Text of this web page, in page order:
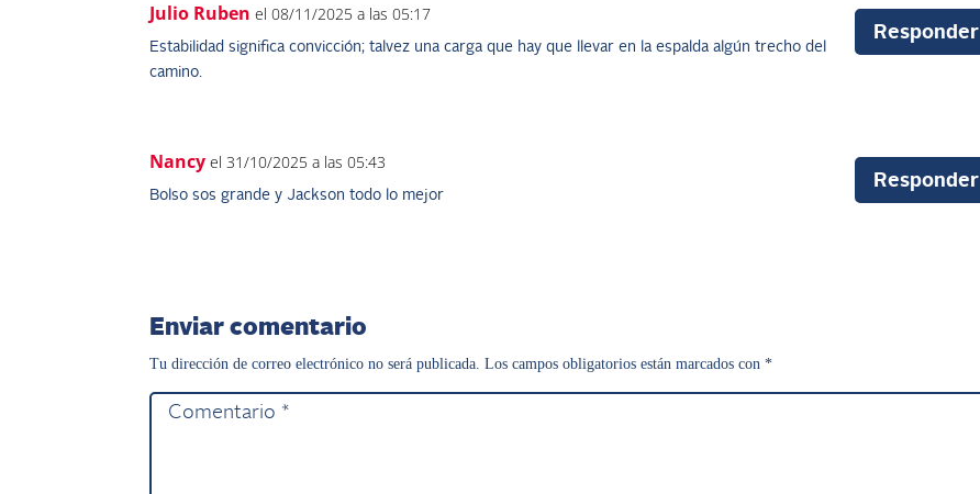
Julio Ruben el 08/11/2025 a las 05:17
Estabilidad significa convicción; talvez una carga que hay que llevar en la espalda algún trecho del
camino.
Responder
Nancy el 31/10/2025 a las 05:43
Bolso sos grande y Jackson todo lo mejor
Responder
Enviar comentario
Tu dirección de correo electrónico no será publicada. Los campos obligatorios están marcados con *